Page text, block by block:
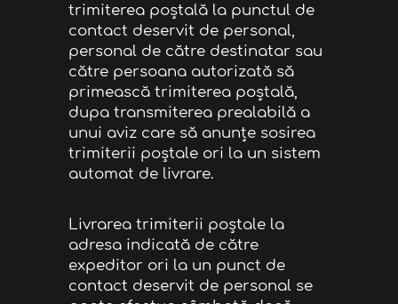
trimiterea poștală la punctul de
contact deservit de personal,
personal de către destinatar sau
către persoana autorizată să
primească trimiterea poștală,
dupa transmiterea prealabilă a
unui aviz care să anunțe sosirea
trimiterii poștale ori la un sistem
automat de livrare.
Livrarea trimiterii poștale la
adresa indicată de către
expeditor ori la un punct de
contact deservit de personal se